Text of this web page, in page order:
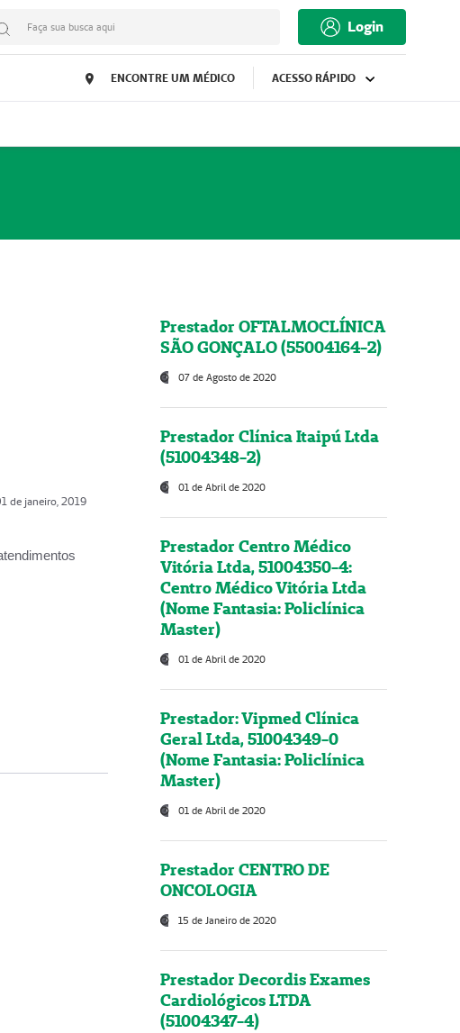
Faça sua busca aqui Login
ENCONTRE UM MÉDICO ACESSO RÁPIDO
de janeiro, 2019
Prestador OFTALMOCLÍNICA
SÃO GONÇALO (55004164-2)
07 de Agosto de 2020
Prestador Clínica Itaipú Ltda
(51004348-2)
01 de Abril de 2020
Prestador Centro Médico
Vitória Ltda, 51004350-4:
Centro Médico Vitória Ltda
(Nome Fantasia: Policlínica
Master)
01 de Abril de 2020
Prestador: Vipmed Clínica
Geral Ltda, 51004349-0
(Nome Fantasia: Policlínica
Master)
01 de Abril de 2020
Prestador CENTRO DE
ONCOLOGIA
15 de Janeiro de 2020
Prestador Decordis Exames
Cardiológicos LTDA
(51004347-4)